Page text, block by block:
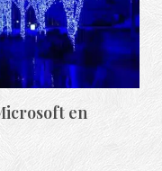
en